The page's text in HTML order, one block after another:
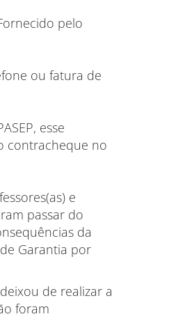
pelo
ou fatura de
esse
contracheque no
e
passar do
da
Garantia por
de realizar a
foram